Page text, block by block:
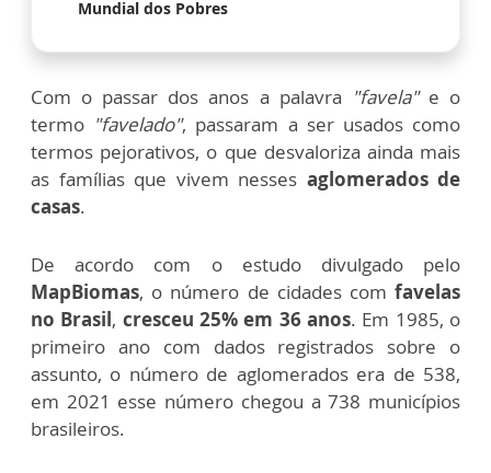
Mundial dos Pobres
Com o passar dos anos a palavra "favela"e o
termo "favelado", passaram a ser usados como
termos pejorativos, o que desvaloriza ainda mais
as famílias que vivem nesses aglomerados de
casas.
De acordo com o estudo divulgado pelo
MapBiomas, o número de cidades com favelas
no Brasil, cresceu 25% em 36 anos. Em 1985, o
primeiro ano com dados registrados sobre o
assunto, o número de aglomerados era de 538,
em 2021 esse número chegou a 738 municípios
brasileiros.